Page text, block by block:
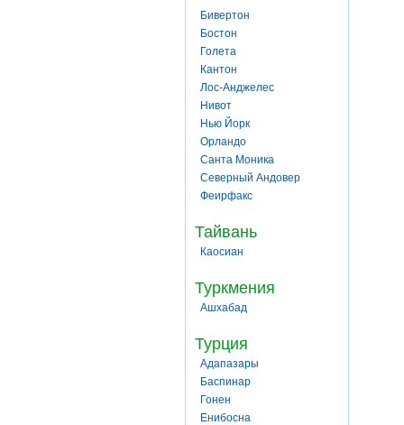
Бивертон
Бостон
Голета
Кантон
Лос-Анджелес
Нивот
Нью Йорк
Орландо
Санта Моника
Северный Андовер
Феирфакс
Тайвань
Каосиан
Туркмения
Ашхабад
Турция
Адапазары
Баспинар
Гонен
Енибосна